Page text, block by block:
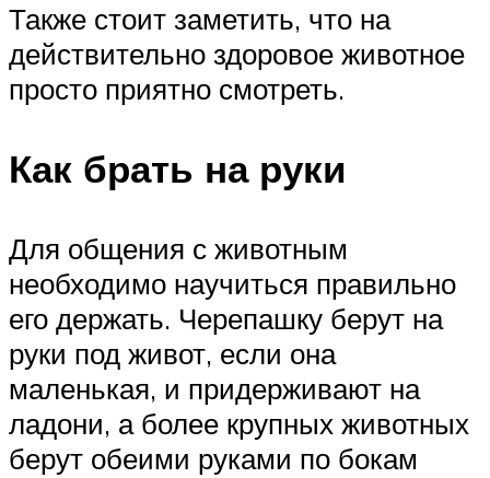
Также стоит заметить, что на
действительно здоровое животное
просто приятно смотреть.
Как брать на руки
Для общения с животным
необходимо научиться правильно
его держать. Черепашку берут на
руки под живот, если она
маленькая, и придерживают на
ладони, а более крупных животных
берут обеими руками по бокам